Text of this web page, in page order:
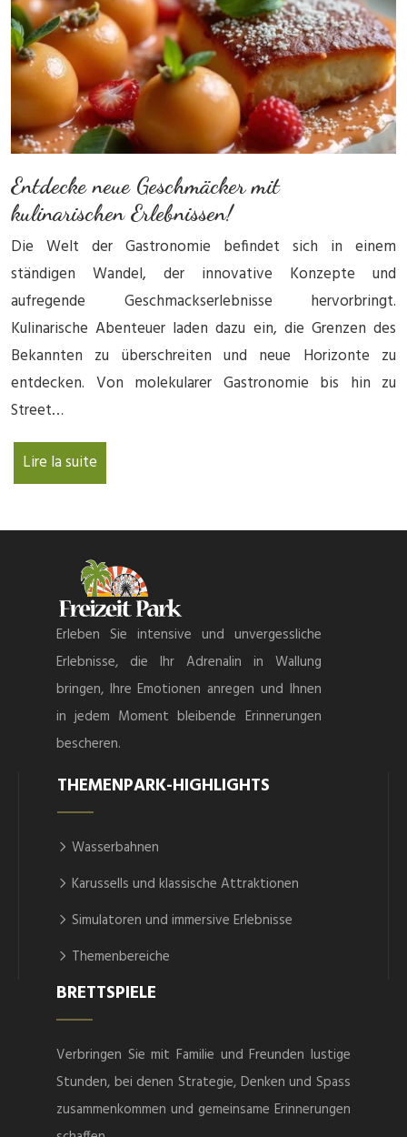
Entdecke neue Geschmäcker mit
kulinarischen Erlebnissen!
Die Welt der Gastronomie befindet sich in einem
ständigen Wandel, der innovative Konzepte und
aufregende Geschmackserlebnisse hervorbringt.
Kulinarische Abenteuer laden dazu ein, die Grenzen des
Bekannten zu überschreiten und neue Horizonte zu
entdecken. Von molekularer Gastronomie bis hin zu
Street…
Lire la suite
Erleben Sie intensive und unvergessliche
Erlebnisse, die Ihr Adrenalin in Wallung
bringen, Ihre Emotionen anregen und Ihnen
in jedem Moment bleibende Erinnerungen
bescheren.
THEMENPARK-HIGHLIGHTS
Wasserbahnen
Karussells und klassische Attraktionen
Simulatoren und immersive Erlebnisse
Themenbereiche
BRETTSPIELE
Verbringen Sie mit Familie und Freunden lustige
Stunden, bei denen Strategie, Denken und Spass
zusammenkommen und gemeinsame Erinnerungen